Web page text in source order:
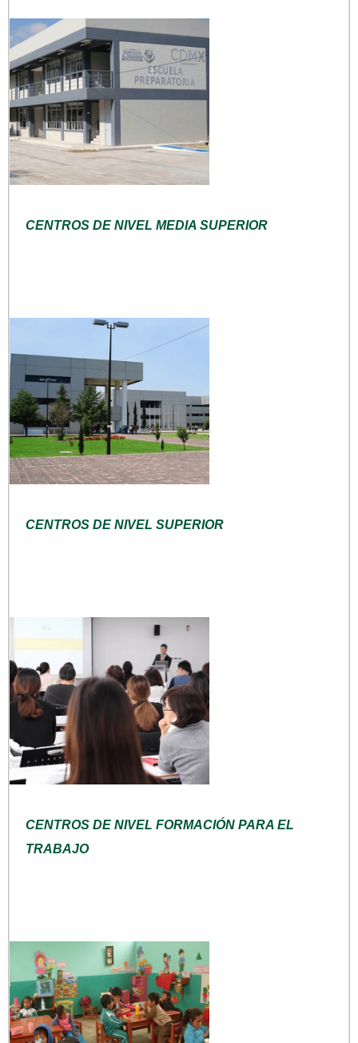
CENTROS DE NIVEL MEDIA SUPERIOR
CENTROS DE NIVEL SUPERIOR
CENTROS DE NIVEL FORMACIÓN PARA EL
TRABAJO